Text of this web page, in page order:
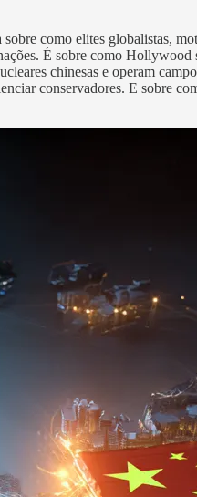
como elites globalistas,
É sobre como
chinesas e operam
conservadores. E sobre